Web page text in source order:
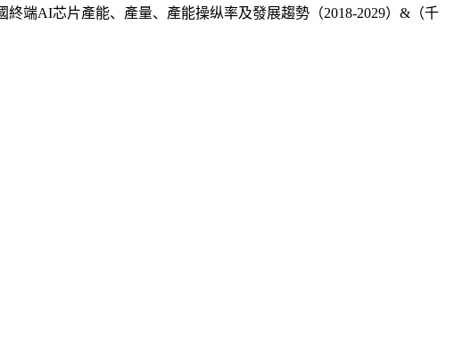
端AI芯片產能、產量、產能操纵率及發展趨勢（2018-2029）&（千